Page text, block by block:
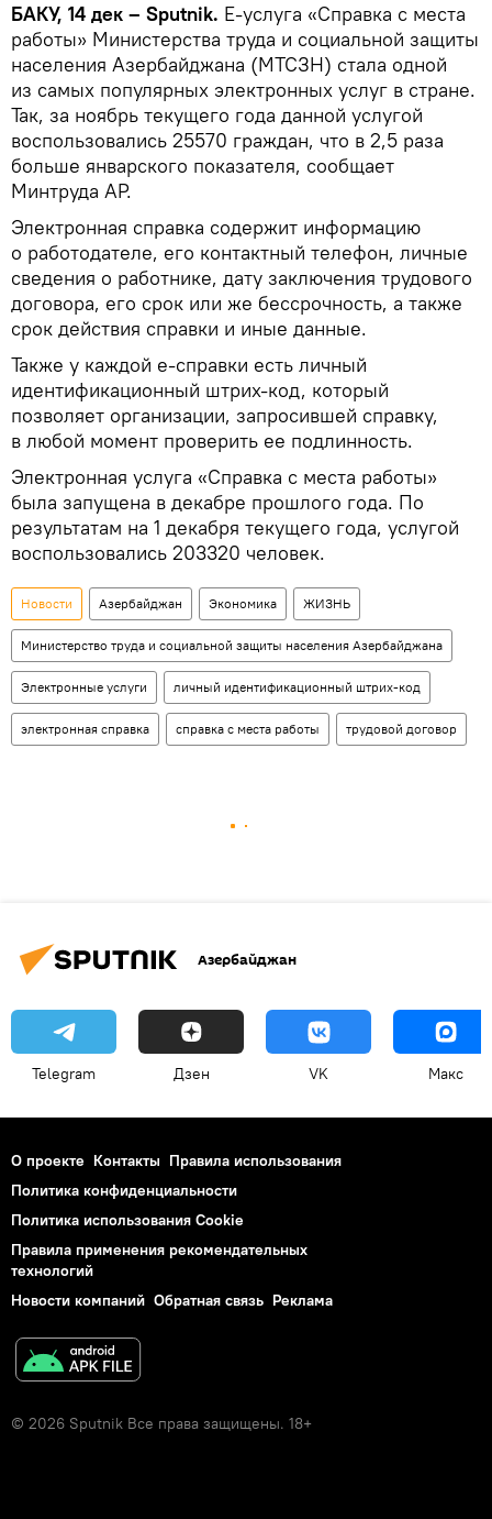
БАКУ, 14 дек – Sputnik. Е-услуга «Справка с места
работы» Министерства труда и социальной защиты
населения Азербайджана (МТСЗН) стала одной
из самых популярных электронных услуг в стране.
Так, за ноябрь текущего года данной услугой
воспользовались 25570 граждан, что в 2,5 раза
больше январского показателя, сообщает
Минтруда АР.
Электронная справка содержит информацию
о работодателе, его контактный телефон, личные
сведения о работнике, дату заключения трудового
договора, его срок или же бессрочность, а также
срок действия справки и иные данные.
Также у каждой е-справки есть личный
идентификационный штрих-код, который
позволяет организации, запросившей справку,
в любой момент проверить ее подлинность.
Электронная услуга «Справка с места работы»
была запущена в декабре прошлого года. По
результатам на 1 декабря текущего года, услугой
воспользовались 203320 человек.
Новости Азербайджан Экономика ЖИЗНЬ
Министерство труда и социальной защиты населения Азербайджана
Электронные услуги личный идентификационный штрих-код
электронная справка справка с места работы трудовой договор
Азербайджан
Telegram Дзен VK Макс
О проекте Контакты Правила использования
Политика конфиденциальности
Политика использования Cookie
Правила применения рекомендательных
технологий
Новости компаний Обратная связь Реклама
© 2026 Sputnik Все права защищены. 18+